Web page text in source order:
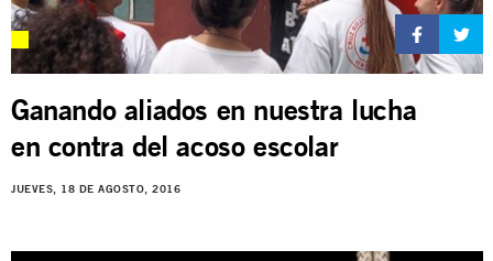
Ganando aliados en nuestra lucha
en contra del acoso escolar
JUEVES, 18 DE AGOSTO, 2016